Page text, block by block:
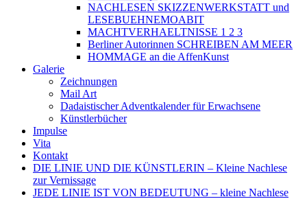
NACHLESEN SKIZZENWERKSTATT und
LESEBUEHNEMOABIT
MACHTVERHAELTNISSE 1 2 3
Berliner Autorinnen SCHREIBEN AM MEER
HOMMAGE an die AffenKunst
Galerie
Zeichnungen
Mail Art
Dadaistischer Adventkalender für Erwachsene
Künstlerbücher
Impulse
Vita
Kontakt
DIE LINIE UND DIE KÜNSTLERIN – Kleine Nachlese
zur Vernissage
JEDE LINIE IST VON BEDEUTUNG – kleine Nachlese